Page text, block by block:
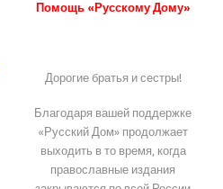
Помощь «Русскому Дому»
Дорогие братья и сестры!
Благодаря вашей поддержке
«Русский Дом» продолжает
выходить в то время, когда
православные издания